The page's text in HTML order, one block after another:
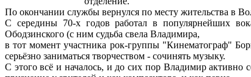
По окончании службы вернулся по месту жительства в
С середины 70-х годов работал в популярнейших
Ободзинского (с ним судьба свела Владимира,
в тот момент участника рок-группы "Кинематограф"
серьёзно заниматься творчеством - сочинять музыку.
С этого всё и началось, и до сих пор Владимир активно